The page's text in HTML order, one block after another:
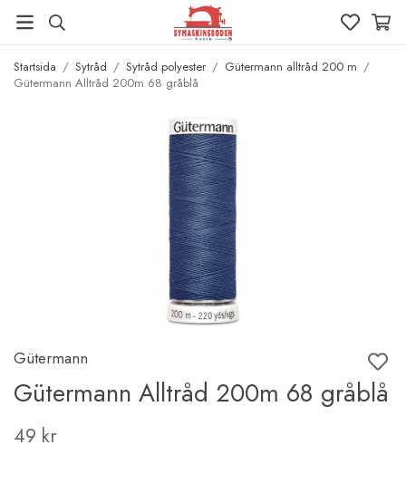
Startsida / Sytråd / Sytråd polyester / Gütermann alltråd 200 m /
Gütermann Alltråd 200m 68 gråblå
Gütermann
Gütermann Alltråd 200m 68 gråblå
49 kr